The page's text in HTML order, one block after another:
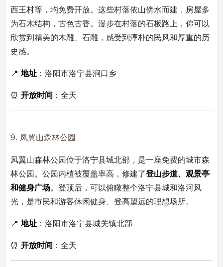
西王村等，均免费开放。这些村落依山傍水而建，房屋多
为石木结构，古色古香。漫步在村落的石板路上，你可以
欣赏到精美的木雕、石雕，感受到淳朴的民风和厚重的历
史感。
📍 地址 ：洛阳市洛宁县涧口乡
⏰ 开放时间 ：全天
9. 凤翼山森林公园
凤翼山森林公园位于洛宁县城北部，是一座免费的城市森
林公园。公园内植被覆盖率高，修建了登山步道、观景亭
和健身广场。登顶后，可以俯瞰整个洛宁县城和洛河风
光，是市民和游客休闲健身、登高望远的理想场所。
📍 地址 ：洛阳市洛宁县城关镇北部
⏰ 开放时间 ：全天